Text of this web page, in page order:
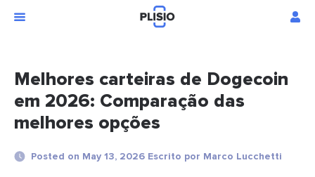
Melhores carteiras de Dogecoin
em 2026: Comparação das
melhores opções
Posted on May 13, 2026 Escrito por Marco Lucchetti